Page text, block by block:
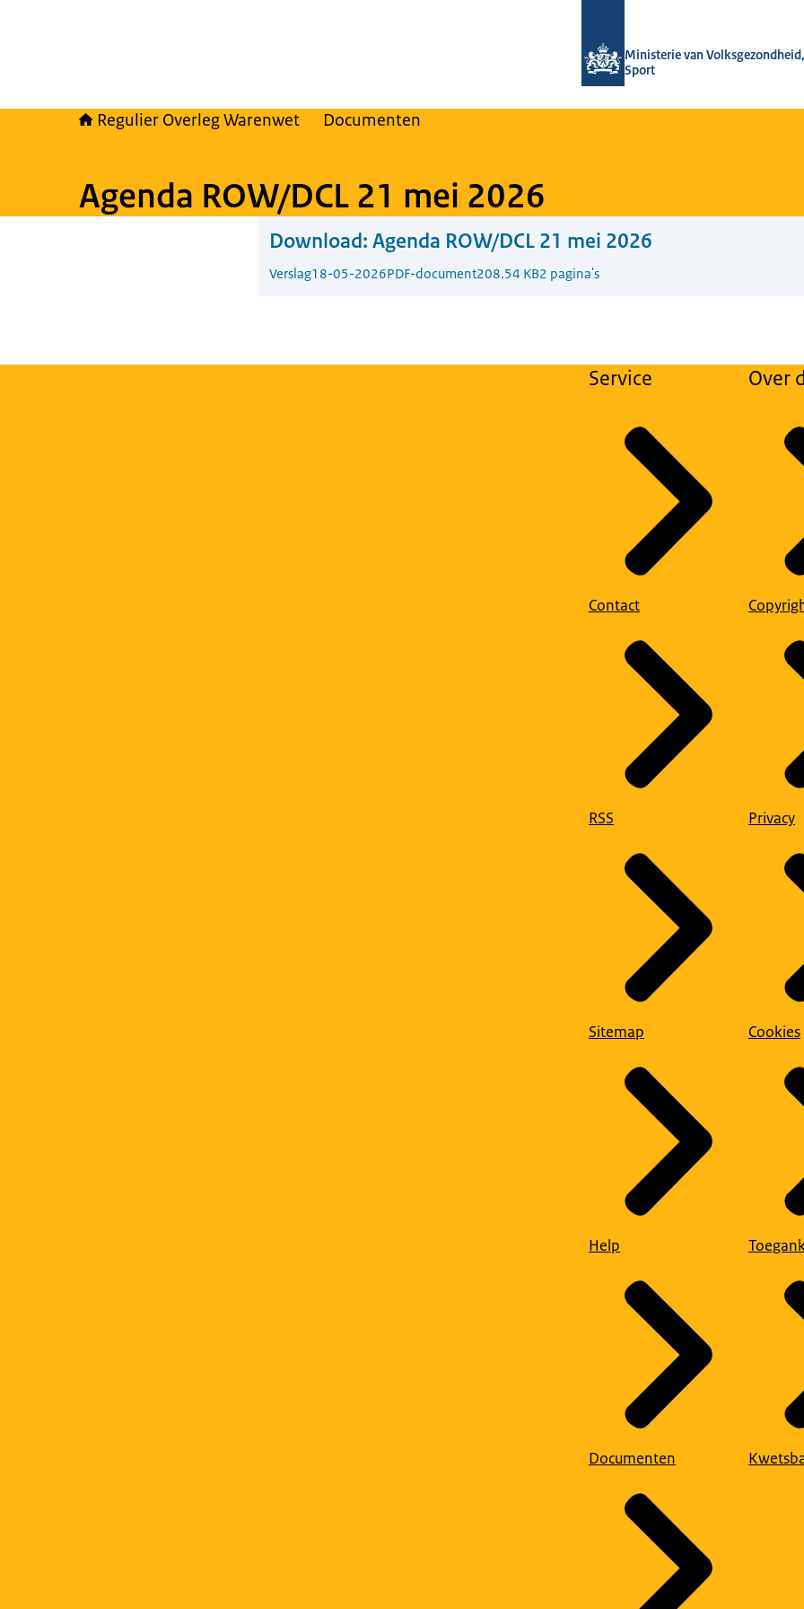
Ministerie van
Sport
Regulier Overleg Warenwet Documenten
Agenda ROW/DCL 21 mei 2026
Download: Agenda ROW/DCL 21 mei 2026
Verslag18-05-2026PDF-document208.54 KB2 pagina's
Service
Contact
RSS
Sitemap
Help
Documenten
Over
Privacy
Cookies